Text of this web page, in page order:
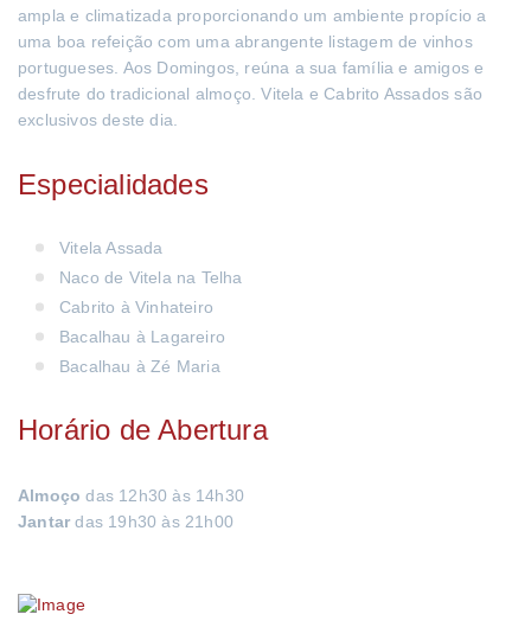
ampla e climatizada proporcionando um ambiente propício a
uma boa refeição com uma abrangente listagem de vinhos
portugueses. Aos Domingos, reúna a sua família e amigos e
desfrute do tradicional almoço. Vitela e Cabrito Assados são
exclusivos deste dia.
Especialidades
Vitela Assada
Naco de Vitela na Telha
Cabrito à Vinhateiro
Bacalhau à Lagareiro
Bacalhau à Zé Maria
Horário de Abertura
Almoço das 12h30 às 14h30
Jantar das 19h30 às 21h00